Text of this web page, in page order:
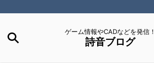
ゲーム情報やCADなどを発信！
詩音ブログ